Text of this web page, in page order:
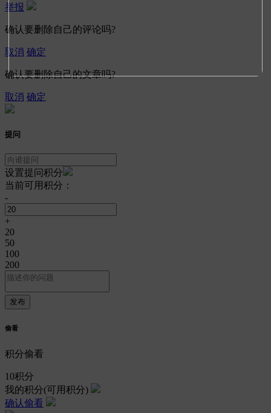
举报
确认要删除自己的评论吗?
取消 确定
确认要删除自己的文章吗?
取消 确定
提问
设置提问积分
当前可用积分：
-
+
20
50
100
200
偷看
积分偷看
10积分
我的积分(可用积分)
确认偷看